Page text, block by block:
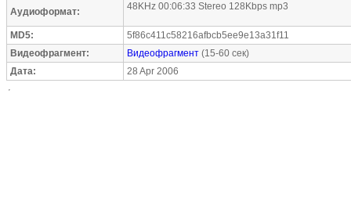
Аудиоформат: 48KHz 00:06:33 Stereo 128Kbps mp3
MD5:
5f86c411c58216afbcb5ee9e13a31f11
Видеофрагмент:
Видеофрагмент (15-60 сек)
Дата:
28 Apr 2006